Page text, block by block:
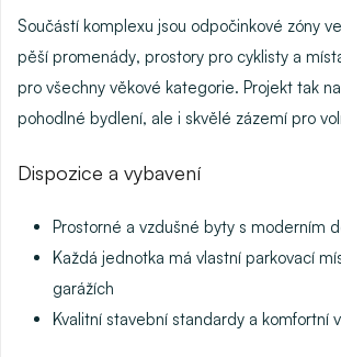
Součástí komplexu jsou odpočinkové zóny
pěší promenády, prostory pro cyklisty a
pro všechny věkové kategorie. Projekt tak
pohodlné bydlení, ale i skvělé zázemí pro
Dispozice a vybavení
Prostorné a vzdušné byty s moderním
Každá jednotka má vlastní parkovací
garážích
Kvalitní stavební standardy a komfortní